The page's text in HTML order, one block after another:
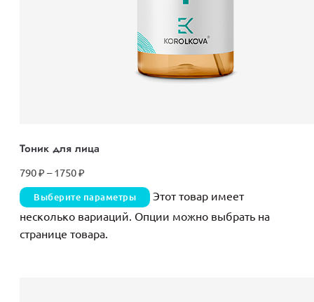
Тоник для лица
790₽ –1750₽
Выберите параметры
Этот товар имеет
несколько вариаций. Опции можно выбрать на
странице товара.